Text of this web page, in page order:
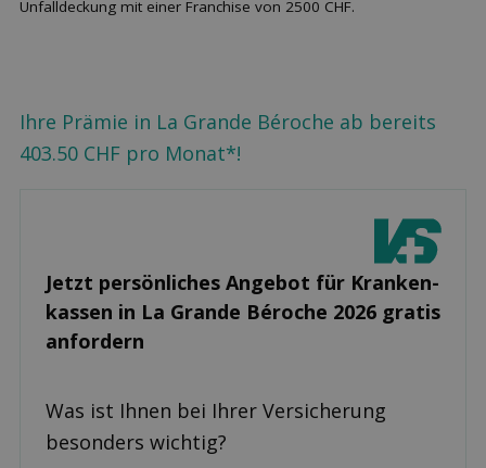
Unfalldeckung mit einer Franchise von 2500 CHF.
Ihre Prämie in La Grande Béroche ab bereits
403.50 CHF pro Monat*!
Jetzt persönliches Angebot für Kranken­
kassen in La Grande Béroche 2026 gratis
anfordern
Was ist Ihnen bei Ihrer Versicherung
besonders wichtig?